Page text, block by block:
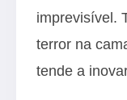
imprevisível.
terror na
tende a